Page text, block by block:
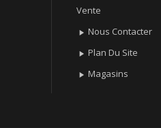
Vente
 Nous Contacter
 Plan Du Site
 Magasins